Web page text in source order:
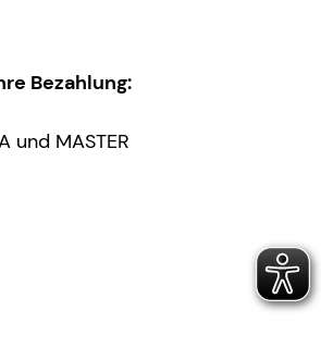
Bezahlung:
und MASTER